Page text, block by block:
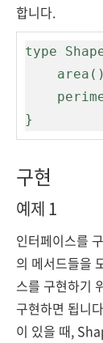
합니다.
type
}
구현
예제 1
인터페이스를
의 메서드들을
스를 구현하기
구현하면 됩니
이 있을 때,